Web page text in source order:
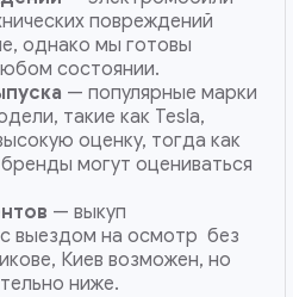
повреждений
однако мы готовы
состоянии.
— популярные марки
такие как Tesla,
оценку, тогда как
могут оцениваться
— выкуп
выездом на осмотр без
Киев возможен, но
ниже.